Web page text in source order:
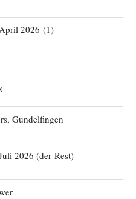
2026 (1)
Gundelfingen
2026 (der Rest)